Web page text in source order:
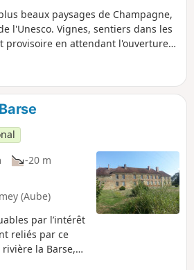
beaux paysages de Champagne,
l'Unesco. Vignes, sentiers dans les
provisoire en attendant l'ouverture
-20 m
(Aube)
par l’intérêt
reliés par ce
la Barse,